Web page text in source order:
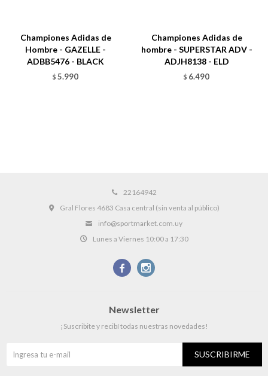
Championes Adidas de
Hombre - GAZELLE -
ADBB5476 - BLACK
$ 5.990
Championes Adidas de
hombre - SUPERSTAR ADV -
ADJH8138 - ELD
$ 6.490
22164942
Gral Flores 4683 Casa central (sin venta al público)
info@sportmarket.com.uy
Lunes a Viernes 10:00 a 17:30
 
Newsletter
¡Suscribite y recibí todas nuestras novedades!
SUSCRIBIRME